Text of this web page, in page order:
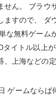
せん。 ブラウ
ますので、 ダ
な無料ゲーム
イトル以上
、上海などの
ゲームならば